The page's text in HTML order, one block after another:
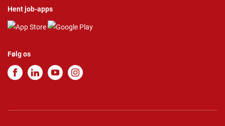
Hent job-apps
Følg os